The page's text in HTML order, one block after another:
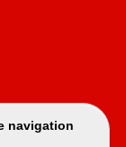
navigation